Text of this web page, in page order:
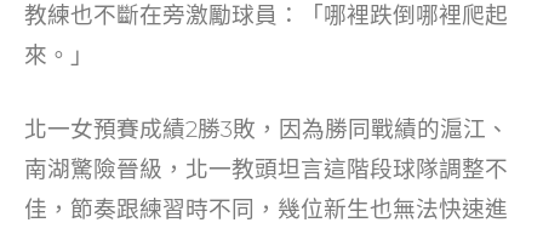
教練也不斷在旁激勵球員：「哪裡跌倒哪裡爬起
來。」
北一女預賽成績2勝3敗，因為勝同戰績的滬江、
南湖驚險晉級，北一教頭坦言這階段球隊調整不
佳，節奏跟練習時不同，幾位新生也無法快速進